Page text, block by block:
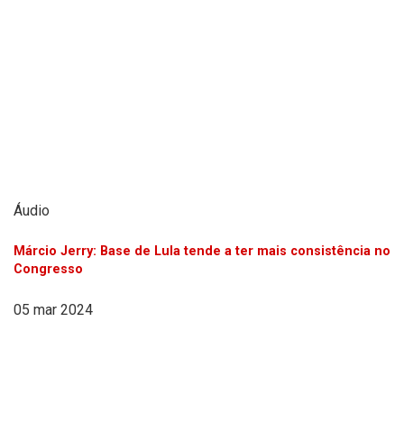
Áudio
Márcio Jerry: Base de Lula tende a ter mais consistência no
Congresso
05 mar 2024